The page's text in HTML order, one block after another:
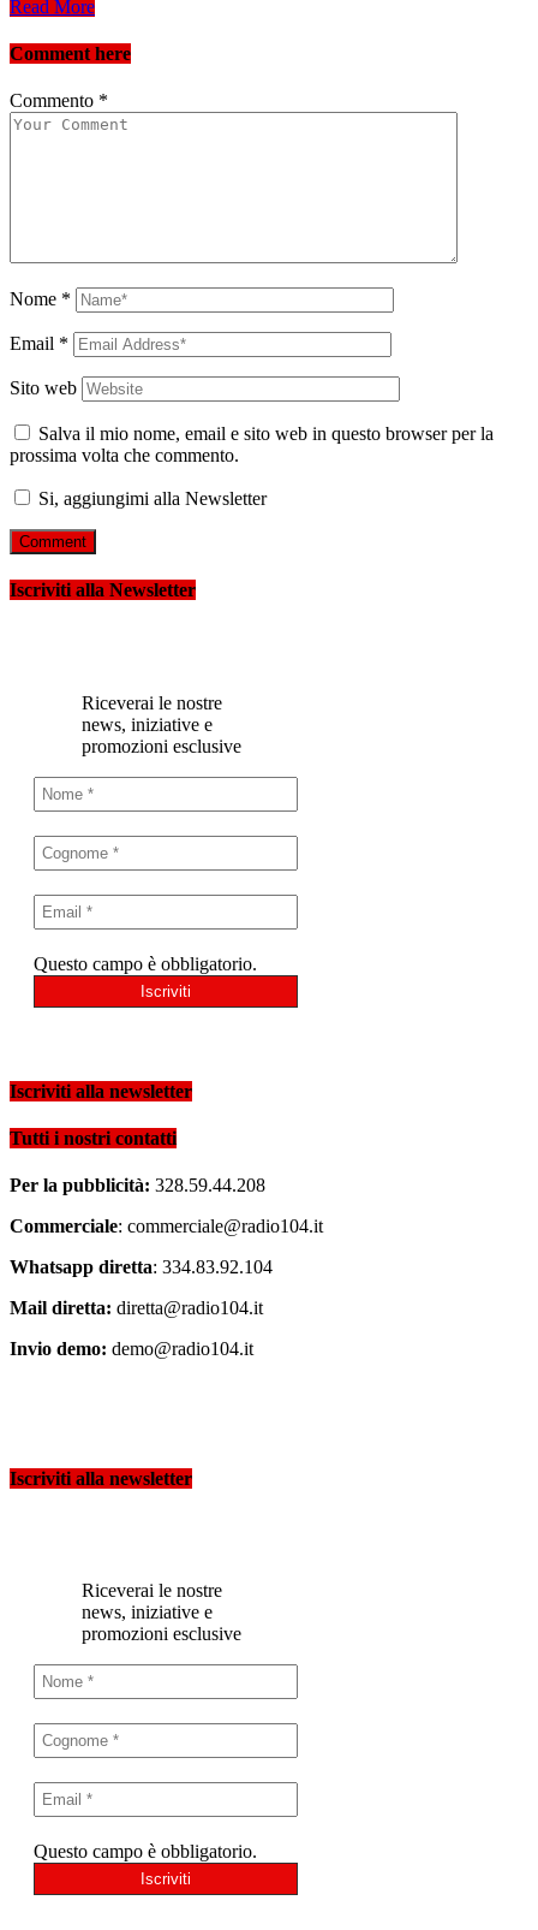
Read More
Comment here
Commento *
Nome *
Email *
Sito web
Salva il mio nome, email e sito web in questo browser per la
prossima volta che commento.
Si, aggiungimi alla Newsletter
Iscriviti alla Newsletter
Riceverai le nostre
news, iniziative e
promozioni esclusive
Questo campo è obbligatorio.
Iscriviti alla newsletter
Tutti i nostri contatti
Per la pubblicità: 328.59.44.208
Commerciale: commerciale@radio104.it
Whatsapp diretta: 334.83.92.104
Mail diretta: diretta@radio104.it
Invio demo: demo@radio104.it
Iscriviti alla newsletter
Riceverai le nostre
news, iniziative e
promozioni esclusive
Questo campo è obbligatorio.